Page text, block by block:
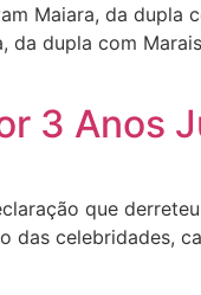
Maiara, da dupla
da dupla com
3 Anos
que
das celebridades,